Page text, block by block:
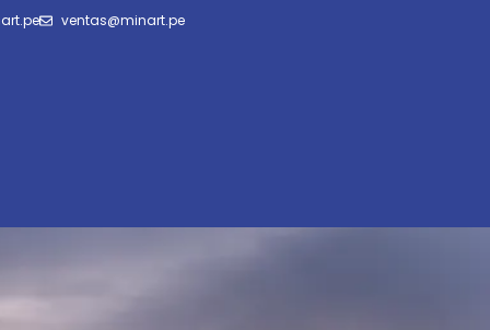
ventas@minart.pe